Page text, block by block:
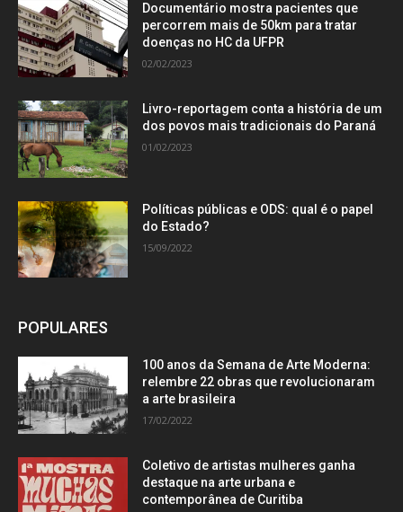
Documentário mostra pacientes que
percorrem mais de 50km para tratar
doenças no HC da UFPR
02/02/2023
Livro-reportagem conta a história de um
dos povos mais tradicionais do Paraná
01/02/2023
Políticas públicas e ODS: qual é o papel
do Estado?
15/09/2022
POPULARES
100 anos da Semana de Arte Moderna:
relembre 22 obras que revolucionaram
a arte brasileira
17/02/2022
Coletivo de artistas mulheres ganha
destaque na arte urbana e
contemporânea de Curitiba